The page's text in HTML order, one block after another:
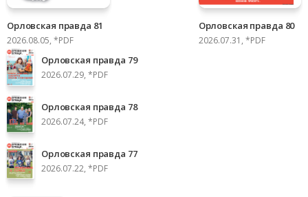
Орловская правда 81
2026.08.05, *PDF
Орловская правда 80
2026.07.31, *PDF
Орловская правда 79
2026.07.29, *PDF
Орловская правда 78
2026.07.24, *PDF
Орловская правда 77
2026.07.22, *PDF